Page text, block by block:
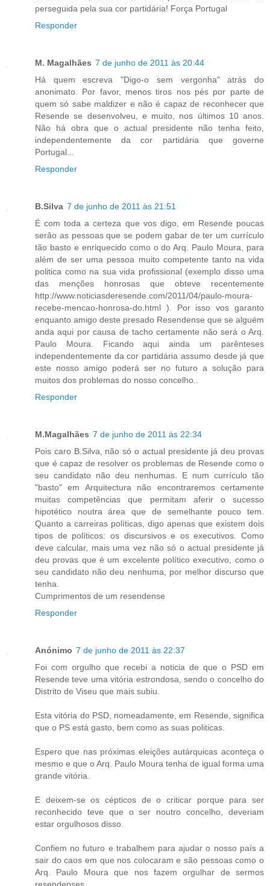
perseguida pela sua cor partidária! Força Portugal
Responder
M. Magalhães 7 de junho de 2011 às 20:44
Há quem escreva "Digo-o sem vergonha" atrás do
anonimato. Por favor, menos tiros nos pés por parte de
quem só sabe maldizer e não é capaz de reconhecer que
Resende se desenvolveu, e muito, nos últimos 10 anos.
Não há obra que o actual presidente não tenha feito,
independentemente da cor partidária que governe
Portugal...
Responder
B.Silva 7 de junho de 2011 às 21:51
É com toda a certeza que vos digo, em Resende poucas
serão as pessoas que se podem gabar de ter um currículo
tão basto e enriquecido como o do Arq. Paulo Moura, para
além de ser uma pessoa muito competente tanto na vida
politica como na sua vida profissional (exemplo disso uma
das menções honrosas que obteve recentemente
http://www.noticiasderesende.com/2011/04/paulo-moura-
recebe-mencao-honrosa-do.html ). Por isso vos garanto
enquanto amigo deste presado Resendense que se alguém
anda aqui por causa de tacho certamente não será o Arq.
Paulo Moura. Ficando aqui ainda um parênteses
independentemente da cor partidária assumo desde já que
este nosso amigo poderá ser no futuro a solução para
muitos dos problemas do nosso concelho..
Responder
M.Magalhães 7 de junho de 2011 às 22:34
Pois caro B.Silva, não só o actual presidente já deu provas
que é capaz de resolver os problemas de Resende como o
seu candidato não deu nenhumas. E num currículo tão
"basto" em Arquitectura não encontraremos certamente
muitas competências que permitam aferir o sucesso
hipotético noutra área que de semelhante pouco tem.
Quanto a carreiras políticas, digo apenas que existem dois
tipos de políticos: os discursivos e os executivos. Como
deve calcular, mais uma vez não só o actual presidente já
deu provas que é um excelente político executivo, como o
seu candidato não deu nenhuma, por melhor discurso que
tenha.
Cumprimentos de um resendense
Responder
Anónimo 7 de junho de 2011 às 22:37
Foi com orgulho que recebi a noticia de que o PSD em
Resende teve uma vitória estrondosa, sendo o concelho do
Distrito de Viseu que mais subiu.
Esta vitória do PSD, nomeadamente, em Resende, significa
que o PS está gasto, bem como as suas politicas.
Espero que nas próximas eleições autárquicas aconteça o
mesmo e que o Arq. Paulo Moura tenha de igual forma uma
grande vitória.
E deixem-se os cépticos de o criticar porque para ser
reconhecido teve que o ser noutro concelho, deveriam
estar orgulhosos disso.
Confiem no futuro e trabalhem para ajudar o nosso país a
sair do caos em que nos colocaram e são pessoas como o
Arq. Paulo Moura que nos fazem orgulhar de sermos